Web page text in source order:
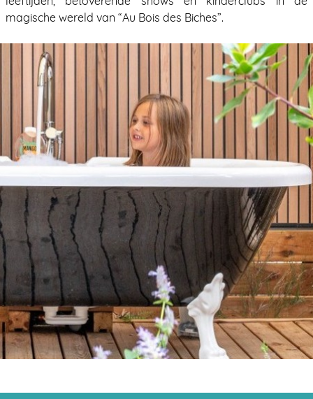
magische wereld van “Au Bois des Biches”.